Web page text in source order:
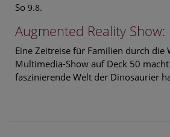
So 9.8.
Augmented Reality
Eine Zeitreise für Familien durch die
Multimedia-Show auf Deck 50
faszinierende Welt der Dinosaurier